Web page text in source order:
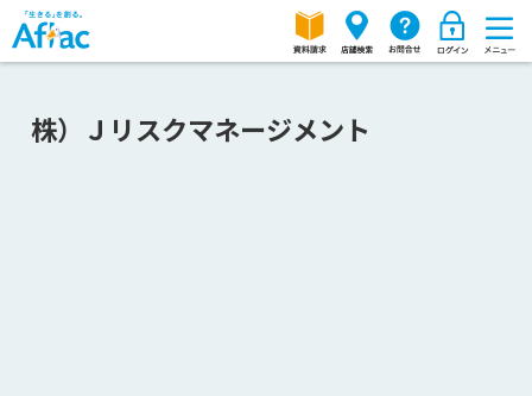
株）Ｊリスクマネージメント